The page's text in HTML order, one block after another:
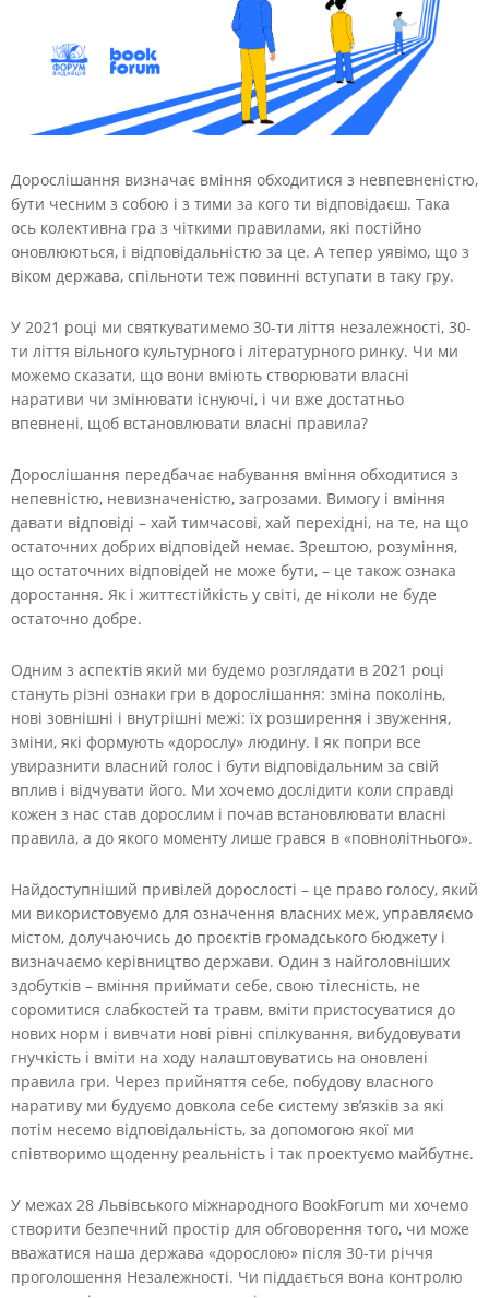
Дорослішання визначає вміння обходитися з невпевненістю,
бути чесним з собою і з тими за кого ти відповідаєш. Така
ось колективна гра з чіткими правилами, які постійно
оновлюються, і відповідальністю за це. А тепер уявімо, що з
віком держава, спільноти теж повинні вступати в таку гру.
У 2021 році ми святкуватимемо 30-ти ліття незалежності, 30-
ти ліття вільного культурного і літературного ринку. Чи ми
можемо сказати, що вони вміють створювати власні
наративи чи змінювати існуючі, і чи вже достатньо
впевнені, щоб встановлювати власні правила?
Дорослішання передбачає набування вміння обходитися з
непевністю, невизначеністю, загрозами. Вимогу і вміння
давати відповіді – хай тимчасові, хай перехідні, на те, на що
остаточних добрих відповідей немає. Зрештою, розуміння,
що остаточних відповідей не може бути, – це також ознака
доростання. Як і життєстійкість у світі, де ніколи не буде
остаточно добре.
Одним з аспектів який ми будемо розглядати в 2021 році
стануть різні ознаки гри в дорослішання: зміна поколінь,
нові зовнішні і внутрішні межі: їх розширення і звуження,
зміни, які формують «дорослу» людину. І як попри все
увиразнити власний голос і бути відповідальним за свій
вплив і відчувати його. Ми хочемо дослідити коли справді
кожен з нас став дорослим і почав встановлювати власні
правила, а до якого моменту лише грався в «повнолітнього».
Найдоступніший привілей дорослості – це право голосу, який
ми використовуємо для означення власних меж, управляємо
містом, долучаючись до проєктів громадського бюджету і
визначаємо керівництво держави. Один з найголовніших
здобутків – вміння приймати себе, свою тілесність, не
соромитися слабкостей та травм, вміти пристосуватися до
нових норм і вивчати нові рівні спілкування, вибудовувати
гнучкість і вміти на ходу налаштовуватись на оновлені
правила гри. Через прийняття себе, побудову власного
наративу ми будуємо довкола себе систему зв’язків за які
потім несемо відповідальність, за допомогою якої ми
співтворимо щоденну реальність і так проектуємо майбутнє.
У межах 28 Львівського міжнародного BookForum ми хочемо
створити безпечний простір для обговорення того, чи може
вважатися наша держава «дорослою» після 30-ти річчя
проголошення Незалежності. Чи піддається вона контролю